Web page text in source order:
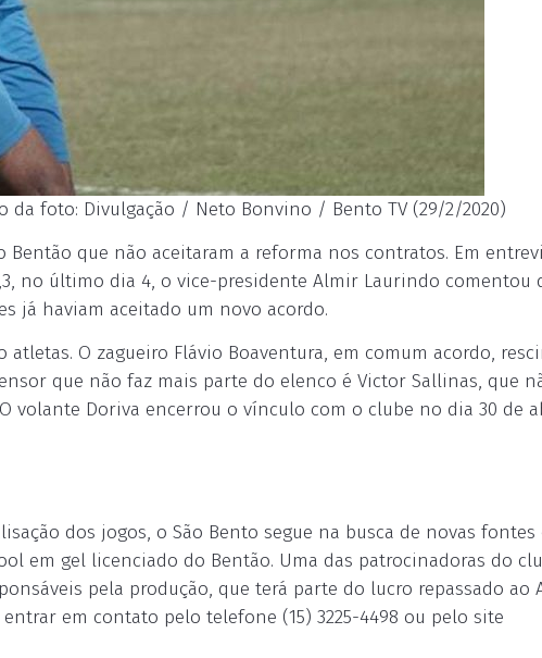
da foto: Divulgação / Neto Bonvino / Bento TV (29/2/2020)
que não aceitaram a reforma nos contratos. Em
no último dia 4, o vice-presidente Almir Laurindo comentou
já haviam aceitado um novo acordo.
atletas. O zagueiro Flávio Boaventura, em comum acordo,
que não faz mais parte do elenco é Victor Sallinas, que
volante Doriva encerrou o vínculo com o clube no dia 30 de
dos jogos, o São Bento segue na busca de novas fontes
em gel licenciado do Bentão. Uma das patrocinadoras do
pela produção, que terá parte do lucro repassado ao
em contato pelo telefone (15) 3225-4498 ou pelo site